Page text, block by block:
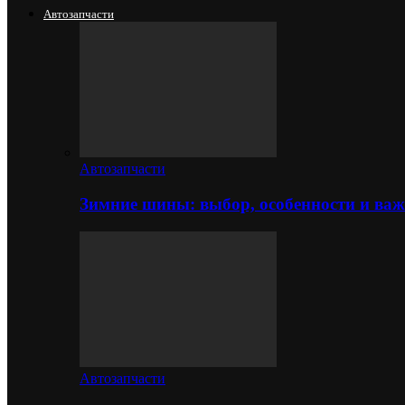
Автозапчасти
Автозапчасти
Зимние шины: выбор, особенности и
Автозапчасти